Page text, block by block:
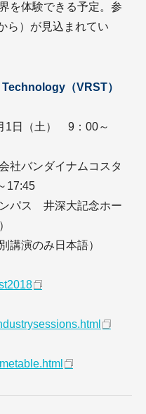
を体験できる予定。参
ら）が見込まれてい
（VRST）
1日（土） 9：00～
社バンダイナムコスタ
17:45
パス 井深大記念ホー
講演のみ日本語）